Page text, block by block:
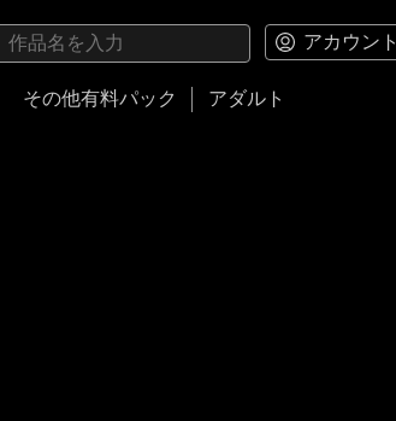
アカウント
その他有料パック アダルト